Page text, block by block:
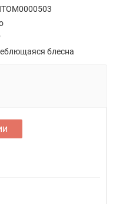
блесна